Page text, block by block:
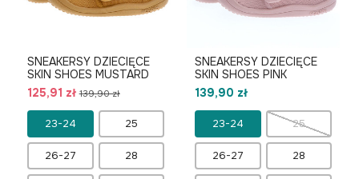
SNEAKERSY DZIECIĘCE
SKIN SHOES MUSTARD
125,91 zł139,90 zł
23-24 25
26-27 28
SNEAKERSY DZIECIĘCE
SKIN SHOES PINK
139,90 zł
23-24 25
26-27 28